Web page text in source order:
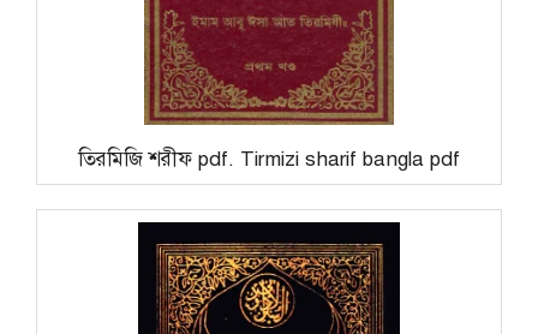
তিরমিজি শরীফ pdf. Tirmizi sharif bangla pdf